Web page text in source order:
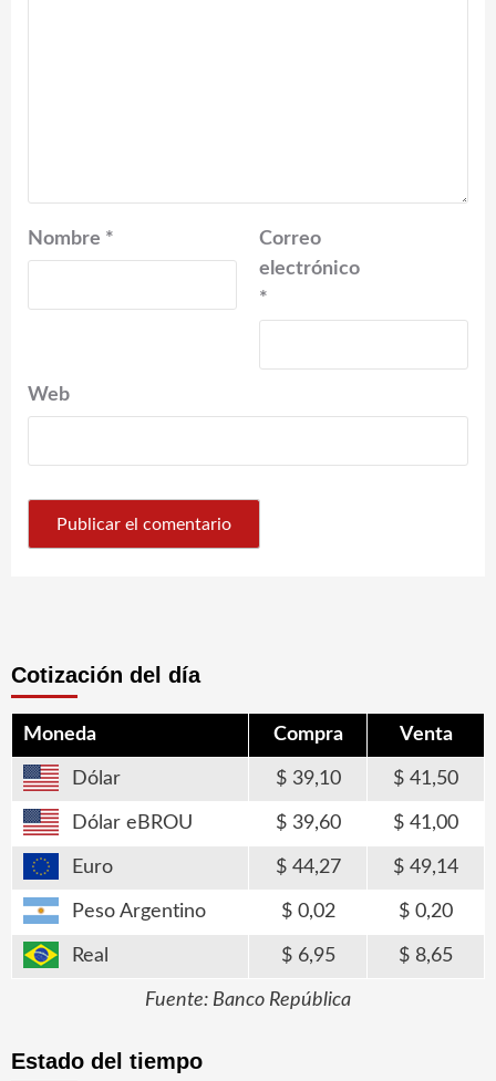
Nombre *
Correo
electrónico
*
Web
Cotización del día
Moneda Compra Venta
Dólar 39,10 41,50
Dólar eBROU 39,60 41,00
Euro 44,27 49,14
Peso Argentino 0,02 0,20
Real 6,95 8,65
Fuente: Banco República
Estado del tiempo